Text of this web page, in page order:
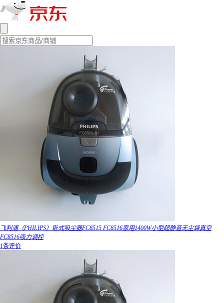
飞利浦（PHILIPS）卧式吸尘器FC8515 FC8516家用1400W小型超静音无尘袋真空
FC8516吸力调控
1条评价